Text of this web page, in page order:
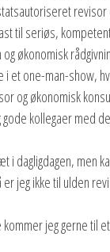
til seriøs,
økonomisk
i et one-man-show,
og økonomisk
kollegaer med
i dagligdagen, men
jeg ikke til ulden
jeg gerne til